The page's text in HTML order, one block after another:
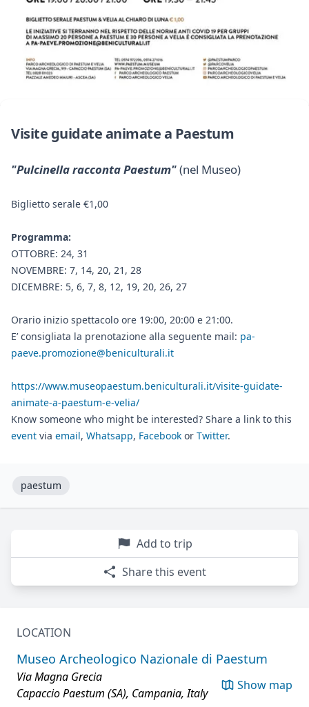
Visite guidate animate a Paestum
"Pulcinella racconta Paestum"(nel Museo)
Biglietto serale €1,00
Programma:
OTTOBRE: 24, 31
NOVEMBRE: 7, 14, 20, 21, 28
DICEMBRE: 5, 6, 7, 8, 12, 19, 20, 26, 27
Orario inizio spettacolo ore 19:00, 20:00 e 21:00.
E’ consigliata la prenotazione alla seguente mail: pa-
paeve.promozione@beniculturali.it
https://www.museopaestum.beniculturali.it/visite-guidate-
animate-a-paestum-e-velia/
Know someone who might be interested? Share a link to this
event via email, Whatsapp, Facebook or Twitter.
paestum
Add to trip
Share this event
LOCATION
Museo Archeologico Nazionale di Paestum
Via Magna Grecia
Capaccio Paestum (SA), Campania, Italy
Show map